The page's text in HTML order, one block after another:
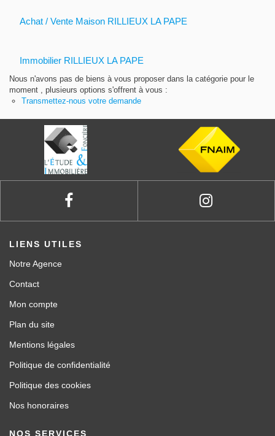
Achat / Vente Maison RILLIEUX LA PAPE
Immobilier RILLIEUX LA PAPE
Nous n'avons pas de biens à vous proposer dans la catégorie pour le
moment , plusieurs options s'offrent à vous :
Transmettez-nous votre demande
LIENS UTILES
Notre Agence
Contact
Mon compte
Plan du site
Mentions légales
Politique de confidentialité
Politique des cookies
Nos honoraires
NOS SERVICES